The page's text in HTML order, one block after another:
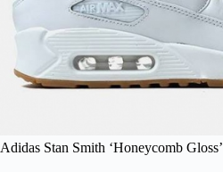
Adidas Stan Smith ‘Honeycomb Gloss’